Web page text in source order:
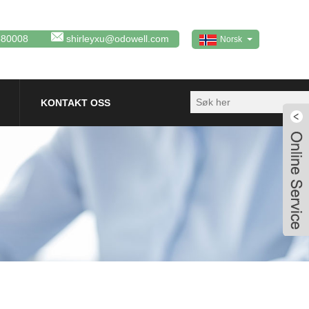
Norsk‎
shirleyxu@odowell.com
KONTAKT OSS